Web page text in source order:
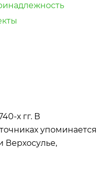
х гг. В
упоминается
Верхосулье,